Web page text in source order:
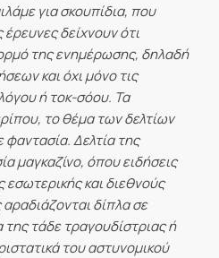
για σκουπίδια, που
δείχνουν ότι
της ενημέρωσης, δηλαδή
και όχι μόνο τις
ή τοκ-σόου. Τα
το θέμα των δελτίων
Δελτία της
μαγκαζίνο, όπου ειδήσεις
εσωτερικής και διεθνούς
αραδιάζονται δίπλα σε
της τάδε τραγουδίστριας ή
του αστυνομικού